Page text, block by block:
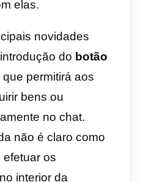
adia 3 meses a
dos seus
utilização
reguladoras
perderam tempo e
as suas dúvidas ao